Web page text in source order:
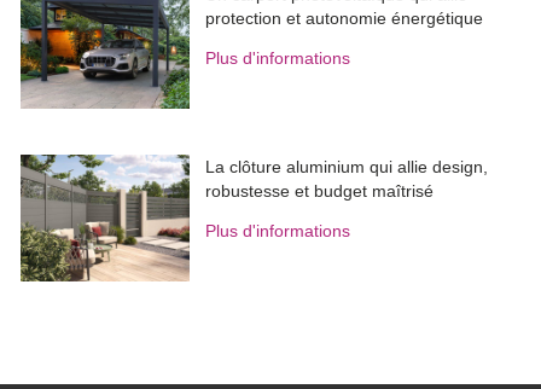
protection et autonomie énergétique
Plus d'informations
La clôture aluminium qui allie design,
robustesse et budget maîtrisé
Plus d'informations